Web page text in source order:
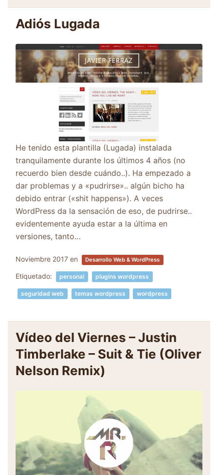
Adiós Lugada
He tenido esta plantilla (Lugada) instalada
tranquilamente durante los últimos 4 años (no
recuerdo bien desde cuándo..). Ha empezado a
dar problemas y a «pudrirse».. algún bicho ha
debido entrar («shit happens»). A veces
WordPress da la sensación de eso, de pudrirse..
evidentemente ayuda estar a la última en
versiones, tanto…
Noviembre 2017 en Desarrollo Web & WordPress
Etiquetado: personal plugins wordpress
seguridad web temas wordpress wordpress
Vídeo del Viernes – Justin
Timberlake – Suit & Tie (Oliver
Nelson Remix)